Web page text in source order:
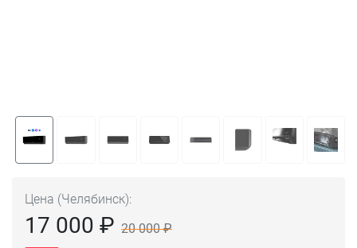
Цена (Челябинск):
17 000 ₽ 20 000 ₽